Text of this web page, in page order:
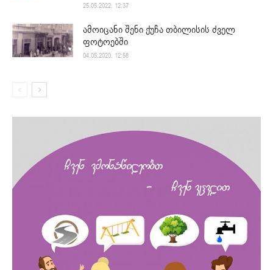
25.05.2022. 12:37
ამოიცანი შენი ქუჩა თბილისის ძველ
ფოტოებში
04.05.2020. 12:58